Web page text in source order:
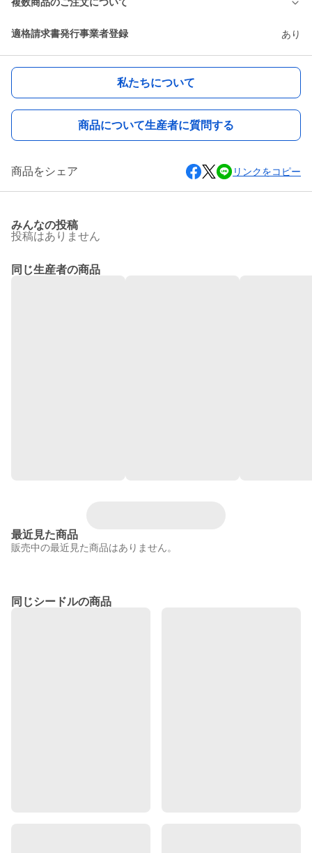
適格請求書発行事業者登録 あり
私たちについて
商品について生産者に質問する
商品をシェア リンクをコピー
みんなの投稿
投稿はありません
同じ生産者の商品
最近見た商品
販売中の最近見た商品はありません。
同じシードルの商品